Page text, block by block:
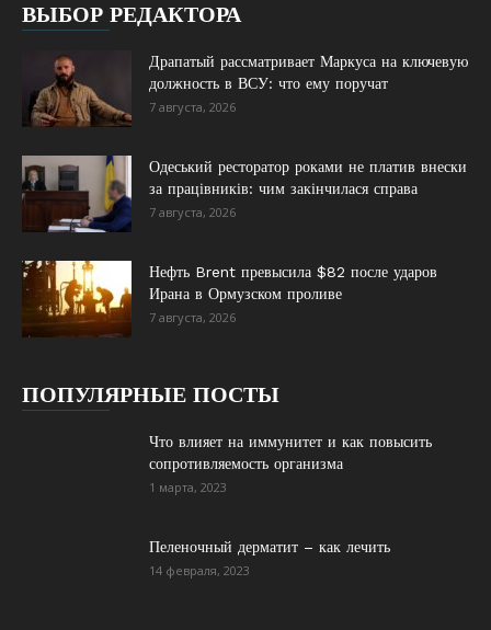
ВЫБОР РЕДАКТОРА
Драпатый рассматривает Маркуса на ключевую
должность в ВСУ: что ему поручат
7 августа, 2026
Одеський ресторатор роками не платив внески
за працівників: чим закінчилася справа
7 августа, 2026
Нефть Brent превысила $82 после ударов
Ирана в Ормузском проливе
7 августа, 2026
ПОПУЛЯРНЫЕ ПОСТЫ
Что влияет на иммунитет и как повысить
сопротивляемость организма
1 марта, 2023
Пеленочный дерматит – как лечить
14 февраля, 2023